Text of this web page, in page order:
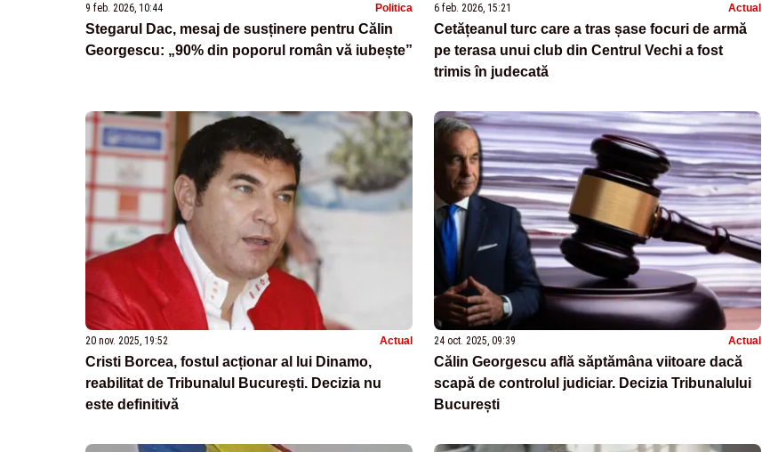
9 feb. 2026, 10:44 Politica
Stegarul Dac, mesaj de susținere pentru Călin
Georgescu: „90% din poporul român vă iubește”
6 feb. 2026, 15:21 Actual
Cetățeanul turc care a tras șase focuri de armă
pe terasa unui club din Centrul Vechi a fost
trimis în judecată
20 nov. 2025, 19:52 Actual
Cristi Borcea, fostul acționar al lui Dinamo,
reabilitat de Tribunalul București. Decizia nu
este definitivă
24 oct. 2025, 09:39 Actual
Călin Georgescu află săptămâna viitoare dacă
scapă de controlul judiciar. Decizia Tribunalului
București